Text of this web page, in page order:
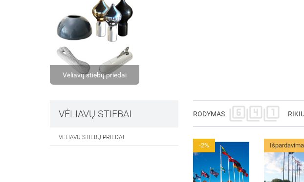
Vėliavų stiebų priedai
VĖLIAVŲ STIEBAI
VĖLIAVŲ STIEBŲ PRIEDAI
RODYMAS
-2%